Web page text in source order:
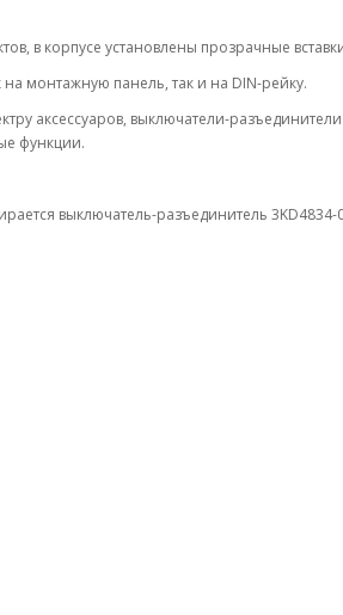
в корпусе установлены прозрачные
на монтажную панель, так и на DIN-рейку.
аксессуаров, выключатели-
функции.
выключатель-разъединитель 3KD4834-